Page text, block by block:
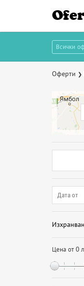
Всички
Оферти ❯
Цена от 0